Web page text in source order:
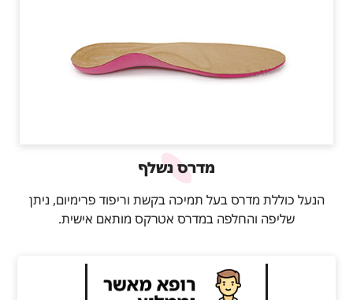
מדרס נשלף
הנעל כוללת מדרס בעל תמיכה בקשת וריפוד פרימיום, ניתן
שליפה והחלפה במדרס אטרקס מותאם אישית.